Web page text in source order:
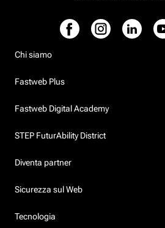
Chi siamo
Fastweb Plus
Fastweb Digital Academy
STEP FuturAbility District
Diventa partner
Sicurezza sul Web
Tecnologia